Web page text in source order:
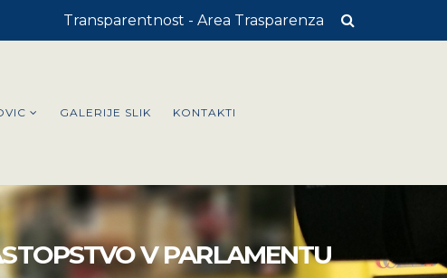
Transparentnost - Area Trasparenza
GALERIJE SLIK KONTAKTI
V PARLAMENTU